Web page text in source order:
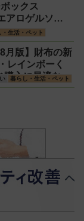
ックス
アロゲルソフ
」【アイリス
宇宙服の技術
次元だった
・生活・ペット
月版】財布の新
レインボーく
購入に最適な開
暮らし・生活・ペット